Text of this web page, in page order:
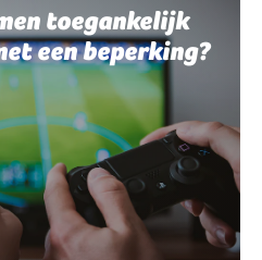
toegankelijk
een beperking?